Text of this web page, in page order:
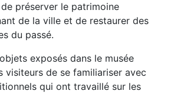
préserver le patrimoine
de la ville et de restaurer des
du passé.
exposés dans le musée
visiteurs de se familiariser avec
qui ont travaillé sur les